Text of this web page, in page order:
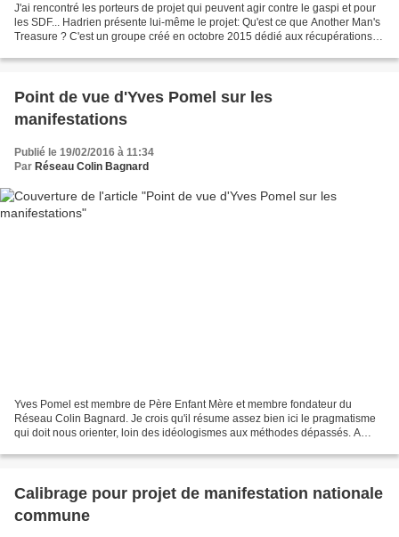
J'ai rencontré les porteurs de projet qui peuvent agir contre le gaspi et pour
les SDF... Hadrien présente lui-même le projet: Qu'est ce que Another Man's
Treasure ? C'est un groupe créé en octobre 2015 dédié aux récupérations
Point de vue d'Yves Pomel sur les
manifestations
Publié le 19/02/2016 à 11:34
Par Réseau Colin Bagnard
Yves Pomel est membre de Père Enfant Mère et membre fondateur du
Réseau Colin Bagnard. Je crois qu'il résume assez bien ici le pragmatisme
qui doit nous orienter, loin des idéologismes aux méthodes dépassés. A
Calibrage pour projet de manifestation nationale
commune